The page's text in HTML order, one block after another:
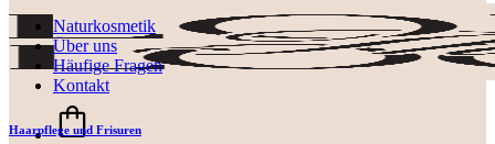
Naturkosmetik
Über uns
Häufige Fragen
Kontakt
Haarpflege und Frisuren